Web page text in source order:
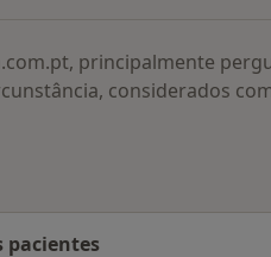
principalmente
considerados
pacientes